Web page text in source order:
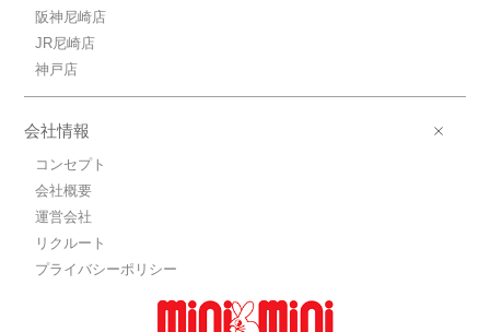
阪神尼崎店
JR尼崎店
神戸店
会社情報
コンセプト
会社概要
運営会社
リクルート
プライバシーポリシー